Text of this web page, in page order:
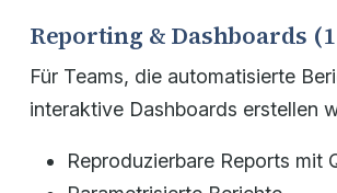
Reporting & Dashboards
Für Teams, die automatisierte
interaktive Dashboards erstellen
Reproduzierbare Reports mit